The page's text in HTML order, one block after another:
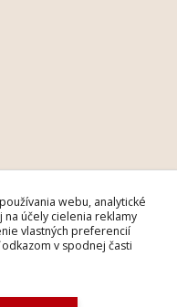
webu, analytické
účely cielenia reklamy
vlastných preferencií
v spodnej časti